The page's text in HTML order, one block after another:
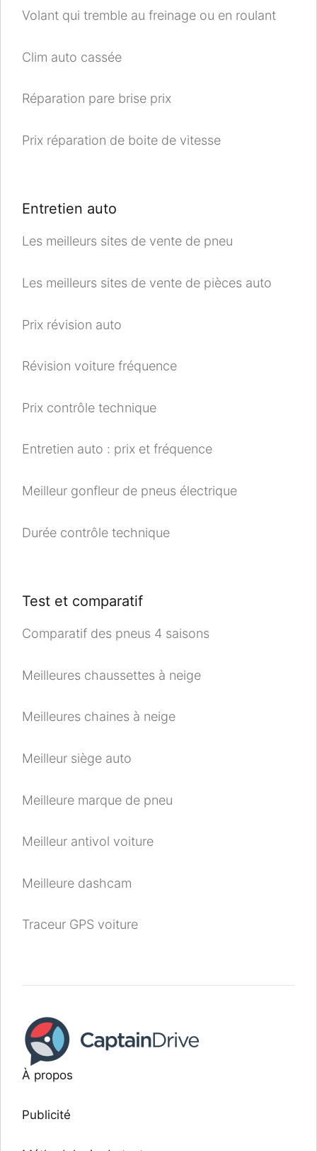
Volant qui tremble au freinage ou en roulant
Clim auto cassée
Réparation pare brise prix
Prix réparation de boite de vitesse
Entretien auto
Les meilleurs sites de vente de pneu
Les meilleurs sites de vente de pièces auto
Prix révision auto
Révision voiture fréquence
Prix contrôle technique
Entretien auto : prix et fréquence
Meilleur gonfleur de pneus électrique
Durée contrôle technique
Test et comparatif
Comparatif des pneus 4 saisons
Meilleures chaussettes à neige
Meilleures chaines à neige
Meilleur siège auto
Meilleure marque de pneu
Meilleur antivol voiture
Meilleure dashcam
Traceur GPS voiture
À propos
Publicité